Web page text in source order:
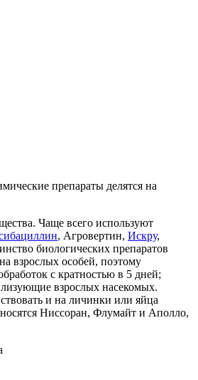
препараты делятся на
Чаще всего используют
, Агровертин, Искру,
биологических препаратов
взрослых особей, поэтому
с кратностью в 5 дней;
взрослых насекомых.
и на личинки или яйца
Ниссоран, Флумайт и Аполло,